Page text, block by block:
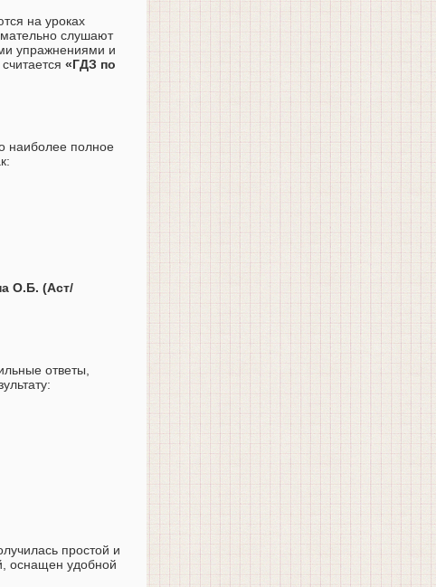
на уроках
слушают
упражнениями и
«ГДЗ по
наиболее полное
О.Б. (Аст/
ответы,
простой и
оснащен удобной